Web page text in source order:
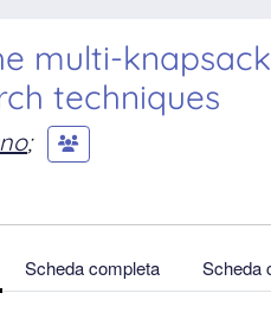
multi-
techniques
;
Scheda completa Scheda